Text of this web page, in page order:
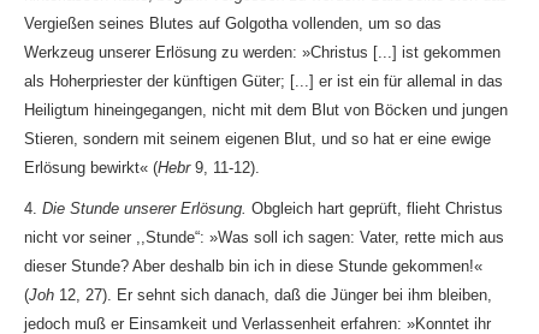
Vergießen seines Blutes auf Golgotha vollenden, um so das
Werkzeug unserer Erlösung zu werden: »Christus [...] ist gekommen
als Hoherpriester der künftigen Güter; [...] er ist ein für allemal in das
Heiligtum hineingegangen, nicht mit dem Blut von Böcken und jungen
Stieren, sondern mit seinem eigenen Blut, und so hat er eine ewige
Erlösung bewirkt« (Hebr 9, 11-12).
4. Die Stunde unserer Erlösung. Obgleich hart geprüft, flieht Christus
nicht vor seiner ,,Stunde“: »Was soll ich sagen: Vater, rette mich aus
dieser Stunde? Aber deshalb bin ich in diese Stunde gekommen!«
(Joh 12, 27). Er sehnt sich danach, daß die Jünger bei ihm bleiben,
jedoch muß er Einsamkeit und Verlassenheit erfahren: »Konntet ihr